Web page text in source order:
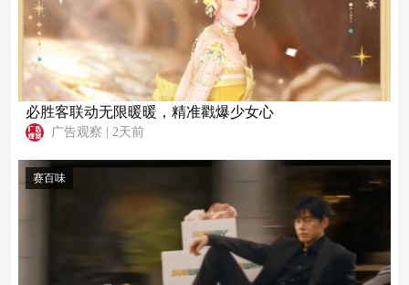
必胜客联动无限暖暖，精准戳爆少女心
广告观察 2天前
赛百味